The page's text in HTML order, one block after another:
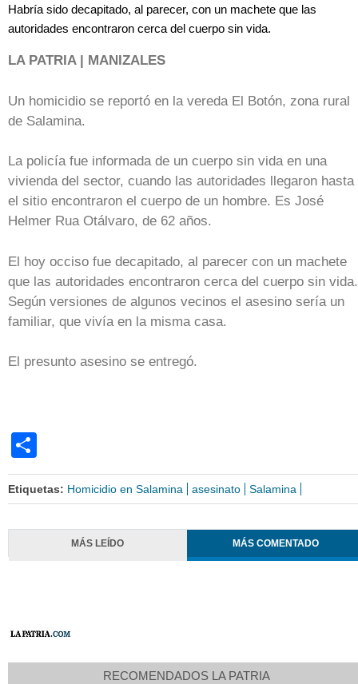
Habría sido decapitado, al parecer, con un machete que las
autoridades encontraron cerca del cuerpo sin vida.
LA PATRIA | MANIZALES
Un homicidio se reportó en la vereda El Botón, zona rural
de Salamina.
La policía fue informada de un cuerpo sin vida en una
vivienda del sector, cuando las autoridades llegaron hasta
el sitio encontraron el cuerpo de un hombre. Es José
Helmer Rua Otálvaro, de 62 años.
El hoy occiso fue decapitado, al parecer con un machete
que las autoridades encontraron cerca del cuerpo sin vida.
Según versiones de algunos vecinos el asesino sería un
familiar, que vivía en la misma casa.
El presunto asesino se entregó.
Etiquetas: Homicidio en Salamina asesinato Salamina
MÁS LEÍDO MÁS COMENTADO
RECOMENDADOS LA PATRIA